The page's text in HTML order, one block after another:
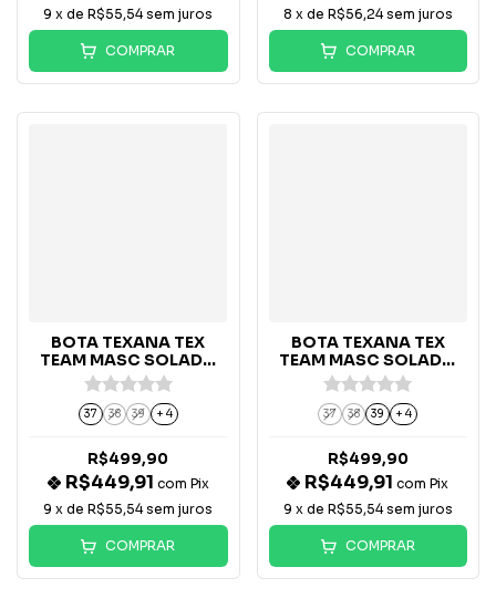
9 x deR$55,54 sem juros
COMPRAR
8 x de R$56,24 sem juros
COMPRAR
BOTA TEXANA TEX
TEAM MASC SOLADO
WORK - B46T
37 38 39 + 4
R$499,90
R$449,91 com Pix
9 x deR$55,54 sem juros
COMPRAR
BOTA TEXANA TEX
TEAM MASC SOLADO
WORK - B36
37 38 39 + 4
R$499,90
R$449,91com Pix
9 x de R$55,54 sem juros
COMPRAR